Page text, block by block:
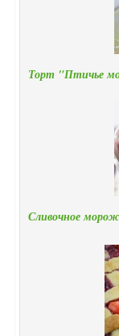
Торт "Птичье
Сливочное